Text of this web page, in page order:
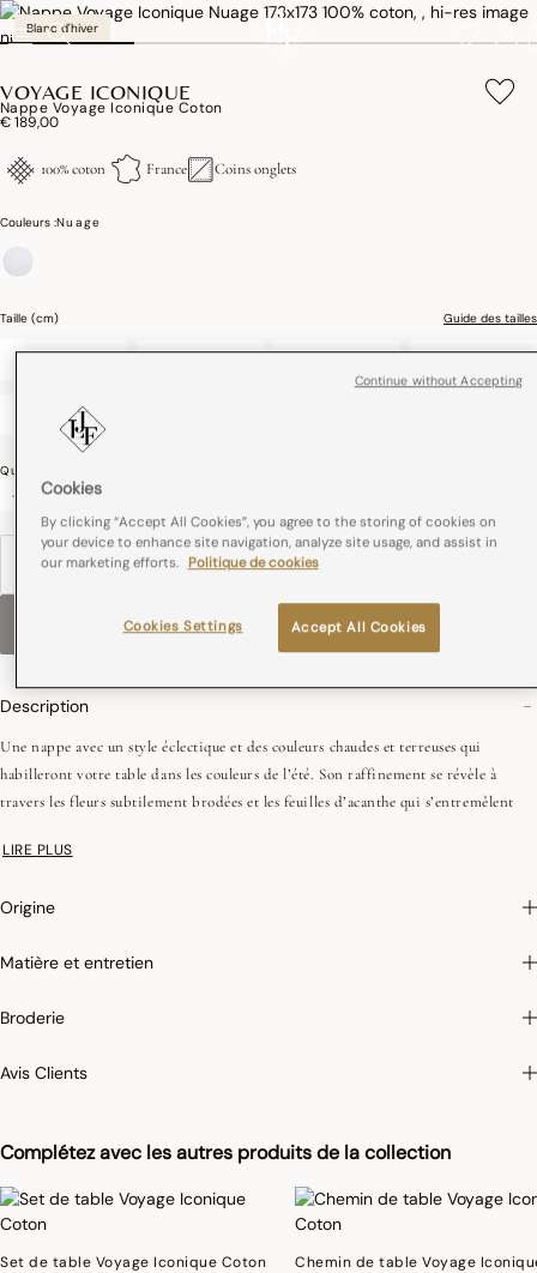
Blanc d'hiver
VOYAGE ICONIQUE
Nappe Voyage Iconique Coton
€ 189,00
100% coton France Coins onglets
Couleurs :Nuage
Taille (cm) Guide des tailles
173 x 173 173 x 248 173 x 318 218 x 218
218 x 378
Quantité
-
+
BRODERIE
VEUILLEZ CHOISIR UNE TAILLE
Complétez avec les autres produits de la collection
Set de table Voyage Iconique Coton
Chemin de table Voyage
Description
Une nappe avec un style éclectique et des couleurs chaudes et terreuses qui
habilleront votre table dans les couleurs de l’été. Son raffinement se révèle à
travers les fleurs subtilement brodées et les feuilles d’acanthe qui s’entremêlent
le motif est inspiré par la céramique avec une délicatesse proche de la dentelle qui
Coins onglets - 2,5 cm
LIRE PLUS
Origine
Matière et entretien
Broderie
Avis Clients
Cookies
By clicking “Accept All Cookies”, you agree to the storing of cookies on
your device to enhance site navigation, analyze site usage, and assist in
our marketing efforts. Politique de cookies
Accept All Cookies
Cookies Settings
Continue without Accepting